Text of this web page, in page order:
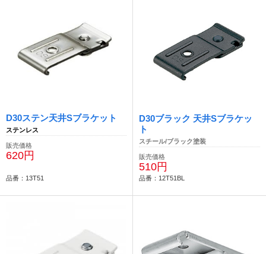
D30ステン天井Sブラケット
ステンレス
販売価格
620円
品番：13T51
D30ブラック 天井Sブラケッ
ト
スチール/ブラック塗装
販売価格
510円
品番：12T51BL